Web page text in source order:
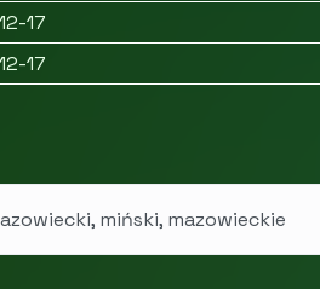
17
17
miński, mazowieckie